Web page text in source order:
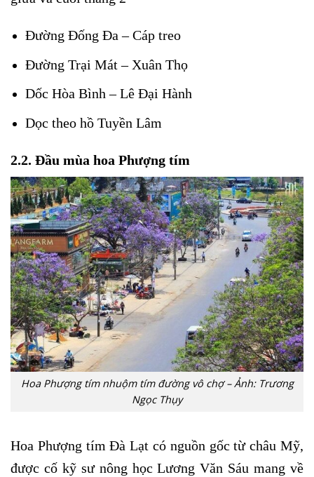
Đường Đống Đa – Cáp treo
Đường Trại Mát – Xuân Thọ
Dốc Hòa Bình – Lê Đại Hành
Dọc theo hồ Tuyền Lâm
2.2. Đầu mùa hoa Phượng tím
Hoa Phượng tím nhuộm tím đường vô chợ – Ảnh: Trương
Ngọc Thụy
Hoa Phượng tím Đà Lạt có nguồn gốc từ châu Mỹ,
được cố kỹ sư nông học Lương Văn Sáu mang về